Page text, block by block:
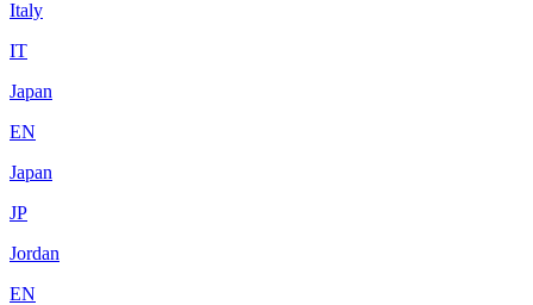
Italy
IT
Japan
EN
Japan
JP
Jordan
EN